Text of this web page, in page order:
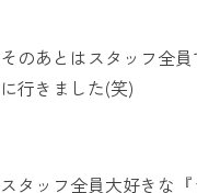
そのあとはスタッフ全
に行きました(笑)
スタッフ全員大好きな